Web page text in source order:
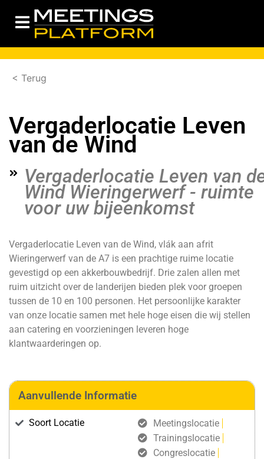
< Terug
Vergaderlocatie Leven
van de Wind
Vergaderlocatie Leven van
Wind Wieringerwerf - ruimte
voor uw bijeenkomst
Vergaderlocatie Leven van de Wind, vlák aan afrit
Wieringerwerf van de A7 is een prachtige ruime locatie
gevestigd op een akkerbouwbedrijf. Drie zalen allen met
ruim uitzicht over de landerijen bieden plek voor groepen
tussen de 10 en 100 personen. Het persoonlijke karakter
van onze locatie samen met hele hoge eisen die wij stellen
aan catering en voorzieningen leveren hoge
klantwaarderingen op.
Aanvullende Informatie
Soort Locatie
Meetingslocatie
Trainingslocatie
Congreslocatie